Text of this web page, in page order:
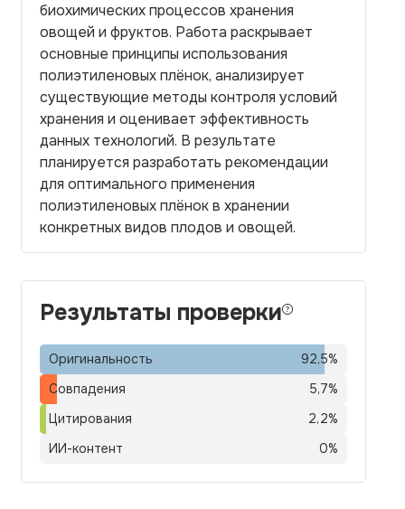
биохимических процессов хранения
овощей и фруктов. Работа раскрывает
основные принципы использования
полиэтиленовых плёнок, анализирует
существующие методы контроля условий
хранения и оценивает эффективность
данных технологий. В результате
планируется разработать рекомендации
для оптимального применения
полиэтиленовых плёнок в хранении
конкретных видов плодов и овощей.
Результаты проверки
Оригинальность 92,5%
Совпадения
5,7%
Цитирования
2,2%
ИИ-контент
0%